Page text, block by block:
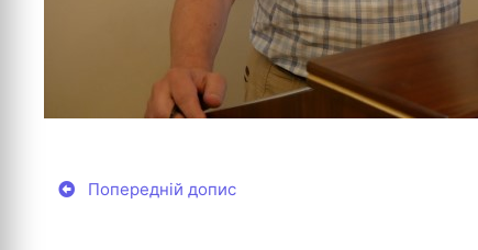
Попередній допис